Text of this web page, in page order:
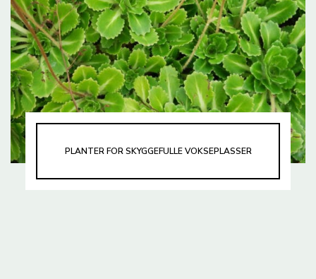
PLANTER FOR SKYGGEFULLE VOKSEPLASSER